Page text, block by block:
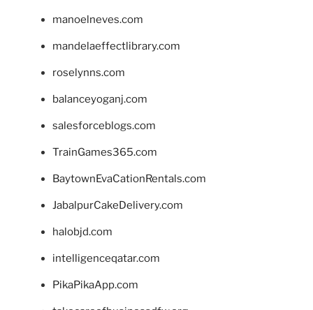
manoelneves.com
mandelaeffectlibrary.com
roselynns.com
balanceyoganj.com
salesforceblogs.com
TrainGames365.com
BaytownEvaCationRentals.com
JabalpurCakeDelivery.com
halobjd.com
intelligenceqatar.com
PikaPikaApp.com